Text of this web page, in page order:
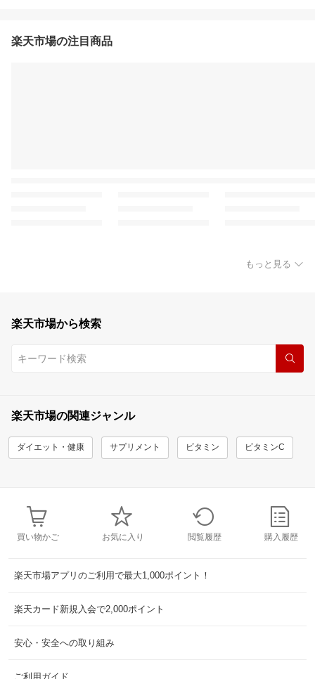
楽天市場の注目商品
もっと見る
楽天市場から検索
楽天市場の関連ジャンル
ダイエット・健康 サプリメント ビタミン ビタミンC
買い物かご お気に入り 閲覧履歴 購入履歴
楽天市場アプリのご利用で最大1,000ポイント！
楽天カード新規入会で2,000ポイント
安心・安全への取り組み
ご利用ガイド